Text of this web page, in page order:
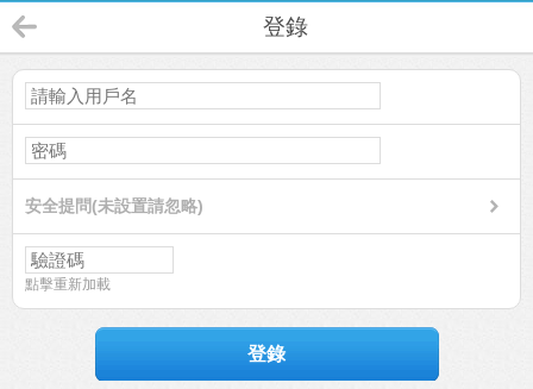
登錄
安全提問(未設置請忽略)
點擊重新加載
登錄